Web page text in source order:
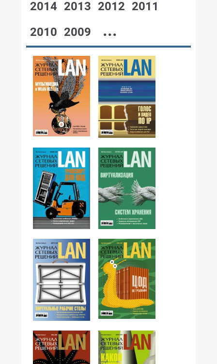
2014 2013 2012 2011
2010 2009 ...
№12,2008 №11,2008
№10,2008 №09,2008
№08,2008 №07,2008